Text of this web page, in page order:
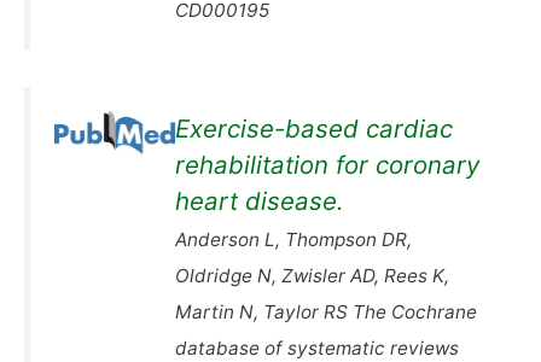
CD000195
Exercise-based cardiac
rehabilitation for coronary
heart disease.
Anderson L, Thompson DR,
Oldridge N, Zwisler AD, Rees K,
Martin N, Taylor RS The Cochrane
database of systematic reviews